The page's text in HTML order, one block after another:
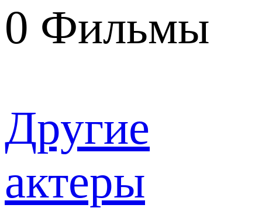
0 Фильмы
Другие
актеры